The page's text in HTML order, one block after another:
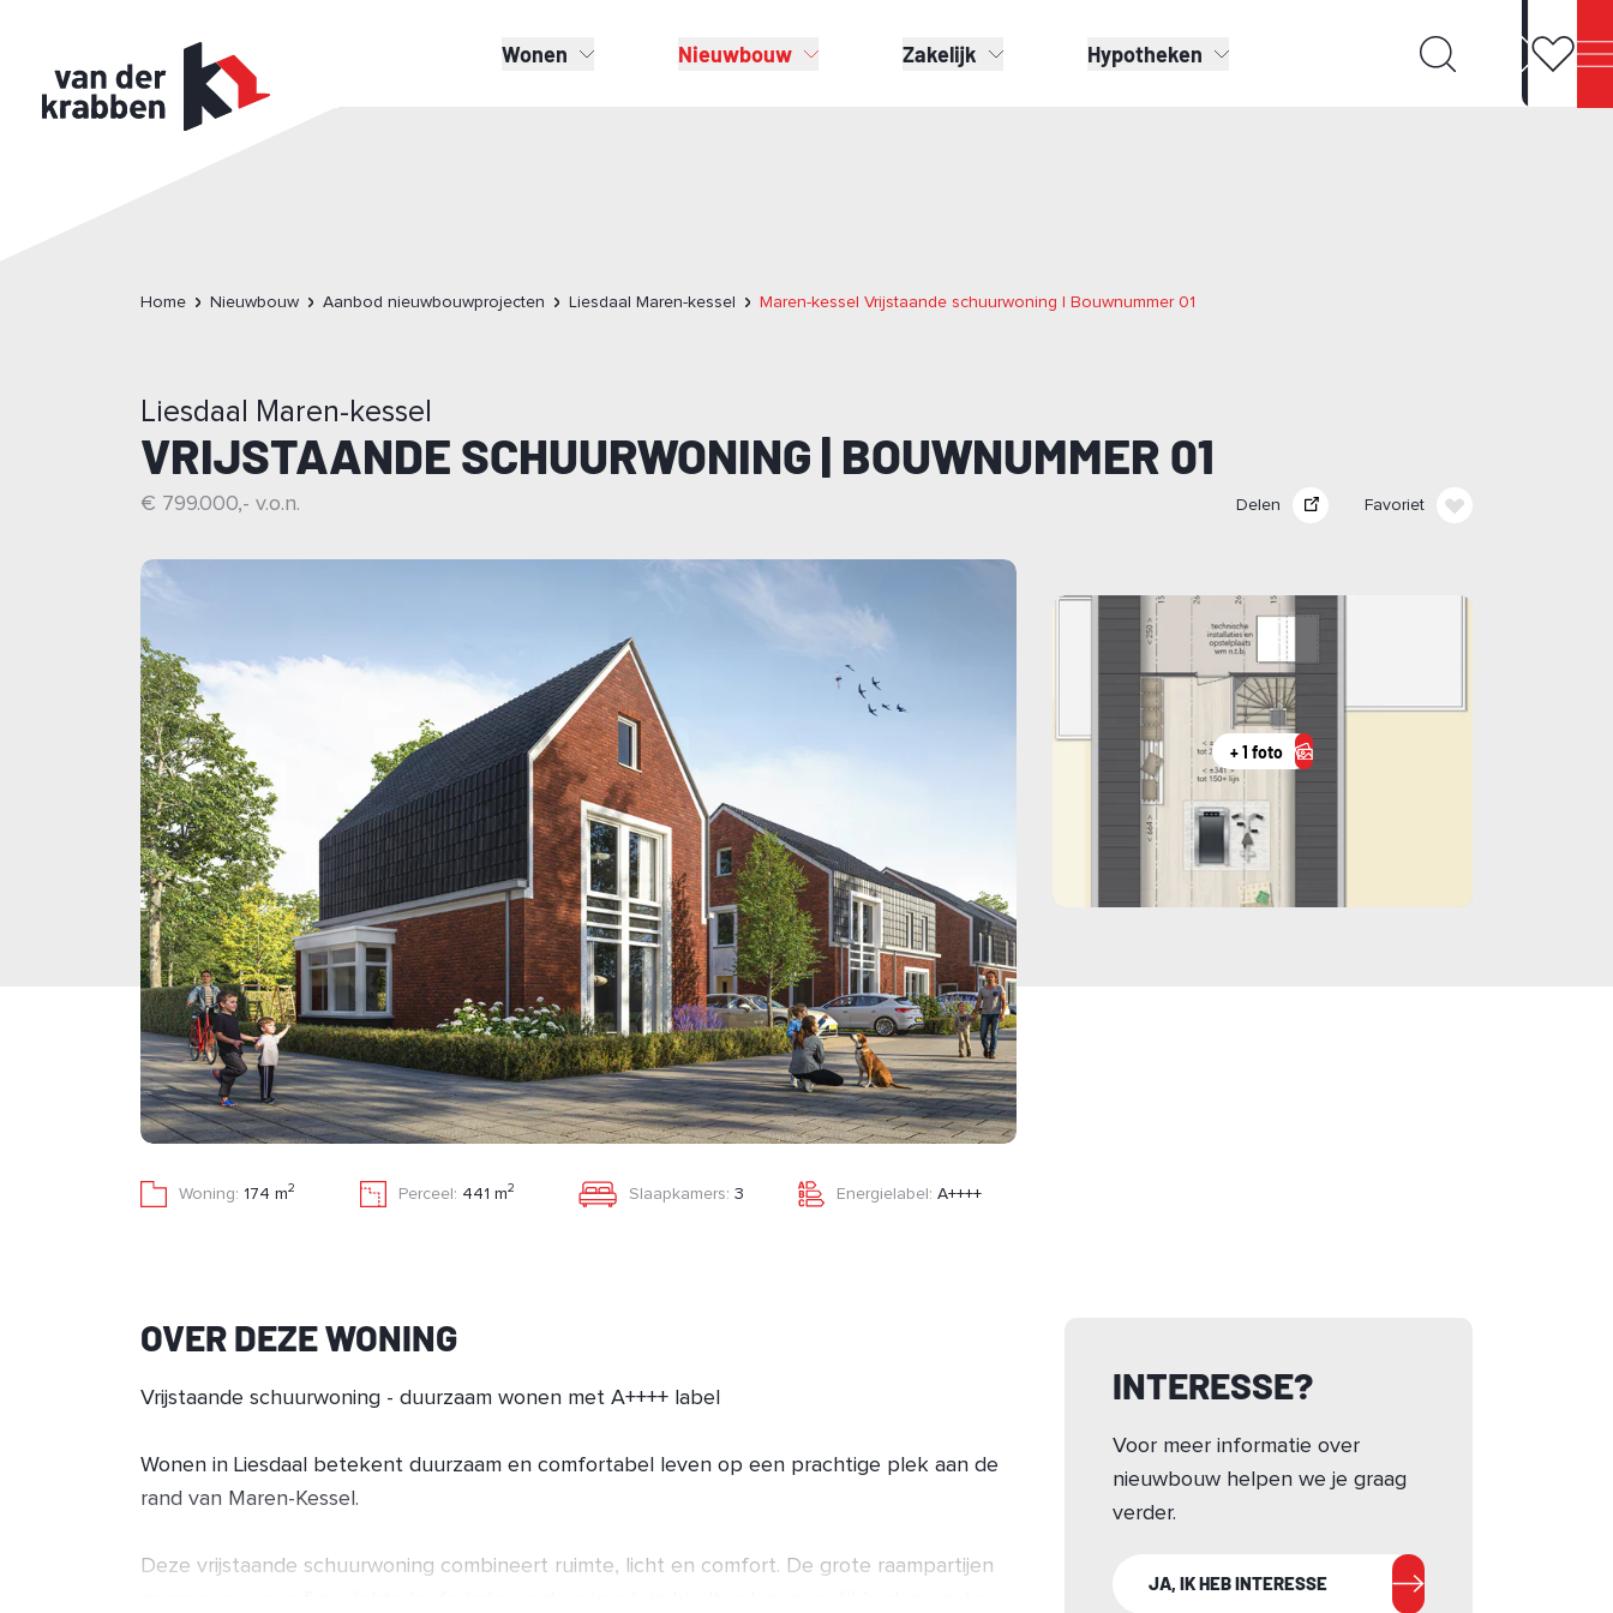
Wonen Nieuwbouw Zakelijk Hypotheken
Home Nieuwbouw Aanbod nieuwbouwprojecten Liesdaal Maren-kessel Maren-kessel Vrijstaande schuurwoning | Bouwnummer 01
Liesdaal Maren-kessel
VRIJSTAANDE SCHUURWONING | BOUWNUMMER 01
€ 799.000,- v.o.n. Delen Favoriet
+ 1 foto
Woning: 174 m2 Perceel: 441 m2 Slaapkamers: 3 Energielabel: A++++
OVER DEZE WONING
Vrijstaande schuurwoning - duurzaam wonen met A++++ label
Wonen in Liesdaal betekent duurzaam en comfortabel leven op een prachtige plek aan de
rand van Maren-Kessel.
Deze vrijstaande schuurwoning combineert ruimte, licht en comfort. De grote raampartijen
INTERESSE?
Voor meer informatie over
nieuwbouw helpen we je graag
verder.
JA, IK HEB INTERESSE